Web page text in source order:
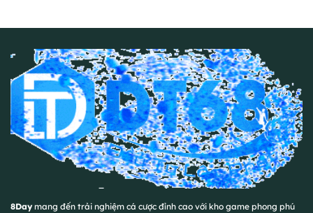
8Daymang đến trải nghiệm cá cược đỉnh cao với kho game phong phú